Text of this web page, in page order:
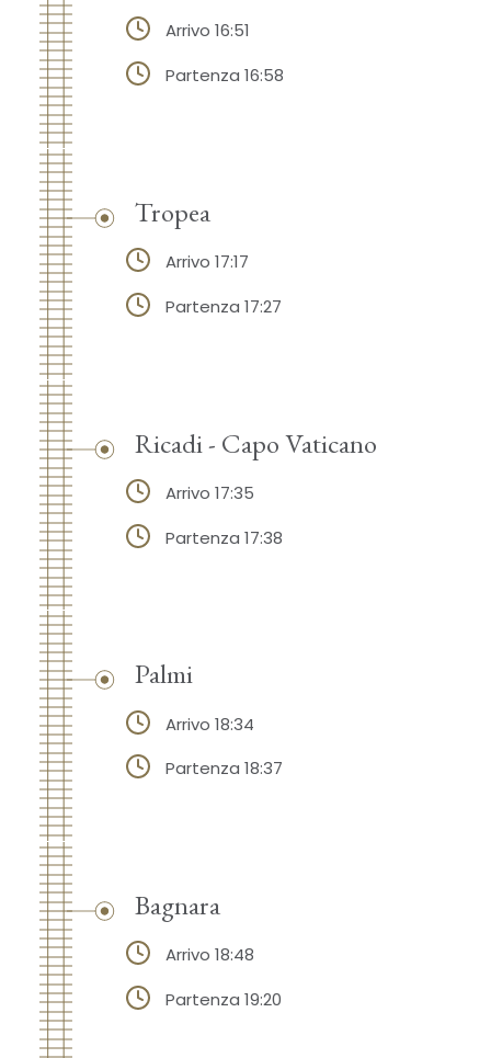
Arrivo 16:51
Partenza 16:58
Tropea
Arrivo 17:17
Partenza 17:27
Ricadi - Capo Vaticano
Arrivo 17:35
Partenza 17:38
Palmi
Arrivo 18:34
Partenza 18:37
Bagnara
Arrivo 18:48
Partenza 19:20